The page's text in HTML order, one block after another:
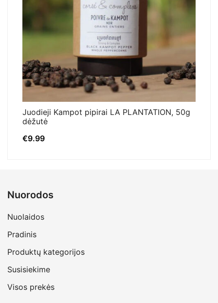
Juodieji Kampot pipirai LA PLANTATION, 50g
dėžutė
€9.99
Nuorodos
Nuolaidos
Pradinis
Produktų kategorijos
Susisiekime
Visos prekės